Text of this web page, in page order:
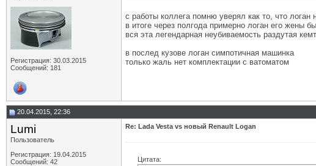
Регистрация: 30.03.2015
Сообщений: 181
с работы коллега помню уверял как то, что логан
в итоге через полгода примерно логан его жены
вся эта легендарная неубиваемость раздутая
в послед кузове логан симпотичная машинка
только жаль нет комплектации с ватоматом
20.04.2015, 22:36
Lumi
Пользователь
Регистрация: 19.04.2015
Сообщений: 42
Re: Lada Vesta vs новый Renault Logan
Цитата: